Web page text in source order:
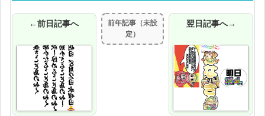
←前日記事へ
前年記事（未設
定）
翌日記事へ→